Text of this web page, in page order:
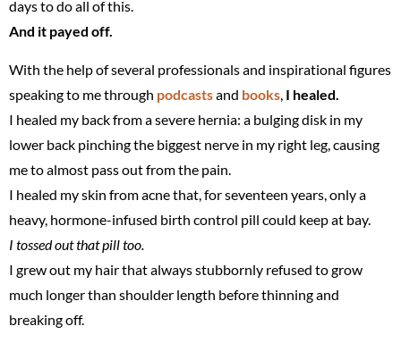
days to do all of this.
And it payed off.
With the help of several professionals and inspirational figures
speaking to me through podcastsand books I healed.
I healed my back from a severe hernia: a bulging disk in my
lower back pinching the biggest nerve in my right leg, causing
me to almost pass out from the pain.
I healed my skin from acne that, for seventeen years, only a
heavy, hormone-infused birth control pill could keep at bay.
I tossed out that pill too.
I grew out my hair that always stubbornly refused to grow
much longer than shoulder length before thinning and
breaking off.